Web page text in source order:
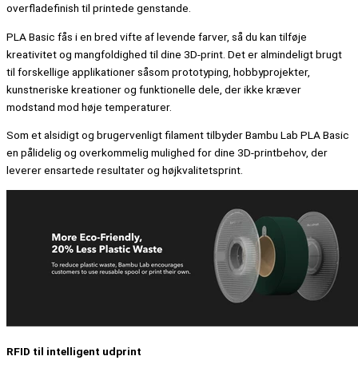
overfladefinish til printede genstande.
PLA Basic fås i en bred vifte af levende farver, så du kan tilføje
kreativitet og mangfoldighed til dine 3D-print. Det er almindeligt brugt
til forskellige applikationer såsom prototyping, hobbyprojekter,
kunstneriske kreationer og funktionelle dele, der ikke kræver
modstand mod høje temperaturer.
Som et alsidigt og brugervenligt filament tilbyder Bambu Lab PLA Basic
en pålidelig og overkommelig mulighed for dine 3D-printbehov, der
leverer ensartede resultater og højkvalitetsprint.
RFID til intelligent udprint